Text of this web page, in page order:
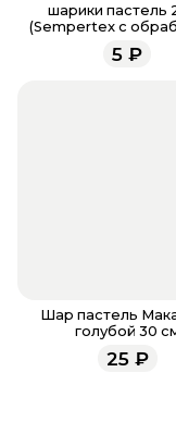
заказа,
86 или
менеджеры
шарики пастель
(Sempertex с
5 ₽
Шар пастель
голубой 30
25₽